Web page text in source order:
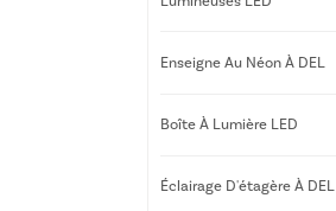
Enseigne Au Néon À DEL
Boîte À Lumière LED
Éclairage D'étagère À DEL